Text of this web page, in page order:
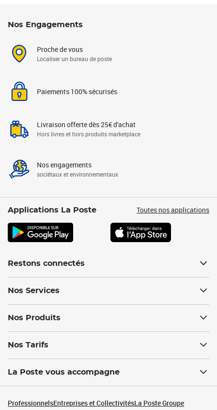
Nos Engagements
Proche de vous
Localiser un bureau de poste
Paiements 100% sécurisés
Livraison offerte dès 25€ d'achat
Hors livres et hors produits marketplace
Nos engagements
sociétaux et environnementaux
Applications La Poste Toutes nos applications
Restons connectés
Nos Services
Nos Produits
Nos Tarifs
La Poste vous accompagne
ProfessionnelsEntreprises et CollectivitésLa Poste Groupe